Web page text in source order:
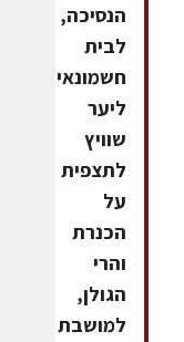
הנסיכה,
לבית
חשמונאי,
ליער
שוויץ
לתצפית
על
הכנרת
והרי
הגולן,
למושבת